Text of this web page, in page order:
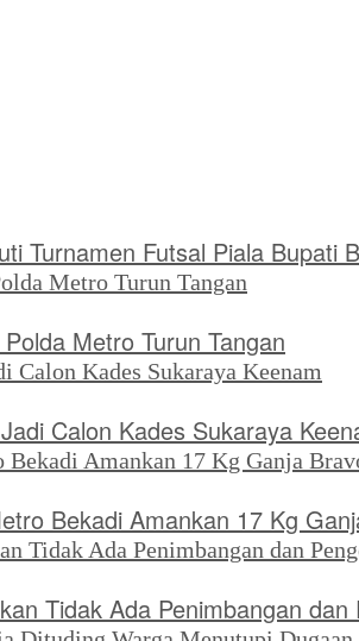
Turnamen Futsal Piala Bupati
Metro Turun Tangan
Calon Kades Sukaraya
Bekadi Amankan 17 Kg
Tidak Ada Penimbangan